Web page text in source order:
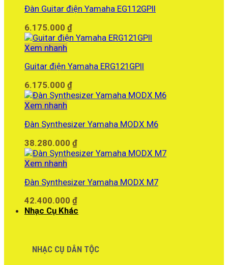
30.000.000 ₫.
Đàn Guitar điện Yamaha EG112GPII
6.175.000 ₫
Xem nhanh
Guitar điện Yamaha ERG121GPII
6.175.000 ₫
Xem nhanh
Đàn Synthesizer Yamaha MODX M6
38.280.000 ₫
Xem nhanh
Đàn Synthesizer Yamaha MODX M7
42.400.000 ₫
Nhạc Cụ Khác
NHẠC CỤ DÂN TỘC